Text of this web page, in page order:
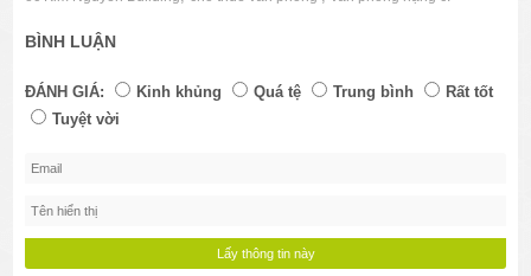
BÌNH LUẬN
ĐÁNH GIÁ: Kinh khủng Quá tệ Trung bình
Rất tốt
Tuyệt vời